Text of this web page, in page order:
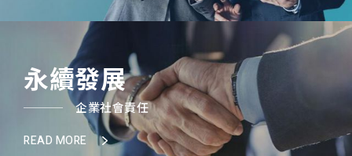
永續發展
企業社會責任
READ MORE